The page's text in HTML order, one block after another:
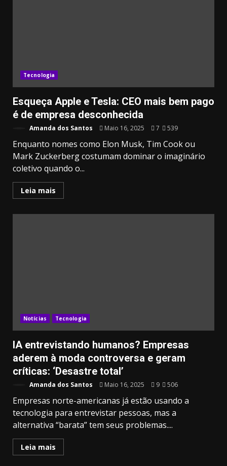
Tecnologia
Esqueça Apple e Tesla: CEO mais bem pago
é de empresa desconhecida
Amanda dos Santos Maio 16, 2025 7 539
Enquanto nomes como Elon Musk, Tim Cook ou
Mark Zuckerberg costumam dominar o imaginário
coletivo quando o...
Leia mais
Notícias Tecnologia
IA entrevistando humanos? Empresas
aderem à moda controversa e geram
críticas: ‘Desastre total’
Amanda dos Santos Maio 16, 2025 9 506
Empresas norte-americanas já estão usando a
tecnologia para entrevistar pessoas, mas a
alternativa “barata” tem seus problemas....
Leia mais